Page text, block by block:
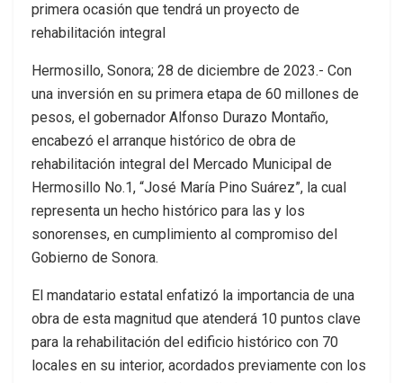
primera ocasión que tendrá un proyecto de
rehabilitación integral
Hermosillo, Sonora; 28 de diciembre de 2023.- Con
una inversión en su primera etapa de 60 millones de
pesos, el gobernador Alfonso Durazo Montaño,
encabezó el arranque histórico de obra de
rehabilitación integral del Mercado Municipal de
Hermosillo No.1, “José María Pino Suárez”, la cual
representa un hecho histórico para las y los
sonorenses, en cumplimiento al compromiso del
Gobierno de Sonora.
El mandatario estatal enfatizó la importancia de una
obra de esta magnitud que atenderá 10 puntos clave
para la rehabilitación del edificio histórico con 70
locales en su interior, acordados previamente con los